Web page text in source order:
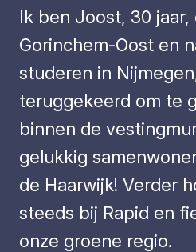
Ik ben Joost, 30
Gorinchem-Oost en
studeren in
teruggekeerd om te
binnen de
gelukkig
de Haarwijk! Verder
steeds bij Rapid en
onze groene regio.